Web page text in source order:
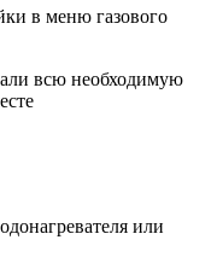
в меню газового
всю необходимую
или